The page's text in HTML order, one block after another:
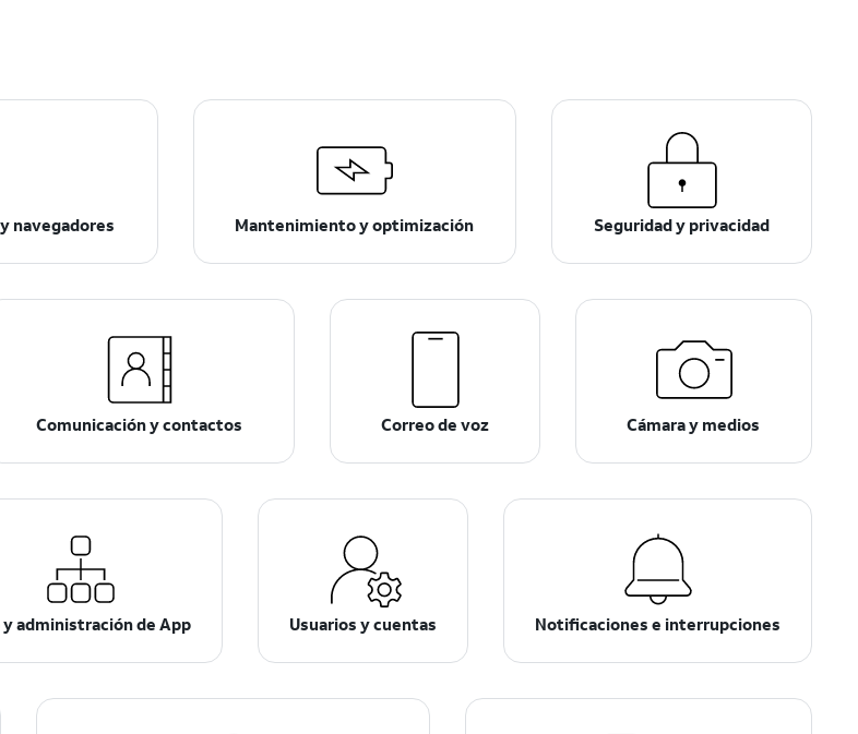
navegadores Mantenimiento y optimización Seguridad y privacidad
Comunicación y contactos Correo de voz Cámara y medios
y administración de App Usuarios y cuentas Notificaciones e interrupciones